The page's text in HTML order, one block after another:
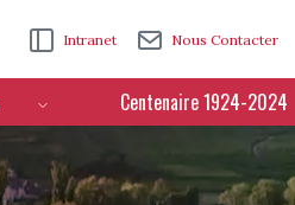
Intranet Nous Contacter
Centenaire 1924-2024